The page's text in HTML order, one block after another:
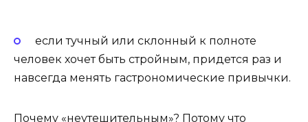
если тучный или склонный к полноте
человек хочет быть стройным, придется раз и
навсегда менять гастрономические привычки.
Почему «неутешительным»? Потому что